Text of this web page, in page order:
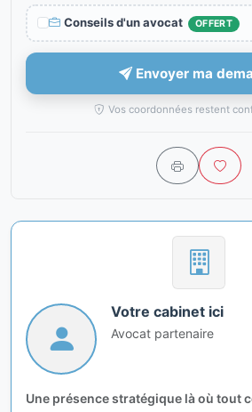
Conseils d'un avocat OFFERT
Envoyer ma
Vos coordonnées restent
Votre cabinet ici
Avocat partenaire
Une présence stratégique là où tout